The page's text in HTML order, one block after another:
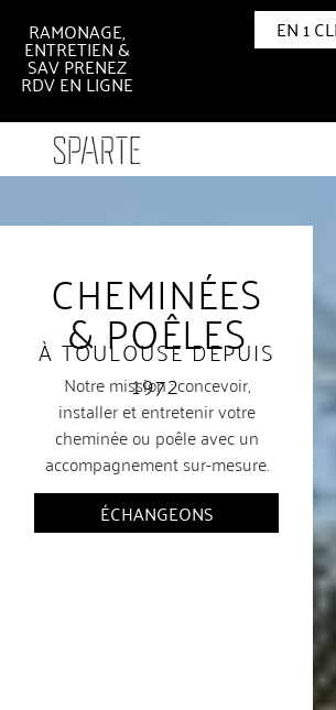
RAMONAGE,
ENTRETIEN &
SAV PRENEZ
RDV EN LIGNE
EN 1
CHEMINÉES
& POÊLES
À TOULOUSE DEPUIS
1972
Notre mission : concevoir,
installer et entretenir votre
cheminée ou poêle avec un
accompagnement sur-mesure.
ÉCHANGEONS